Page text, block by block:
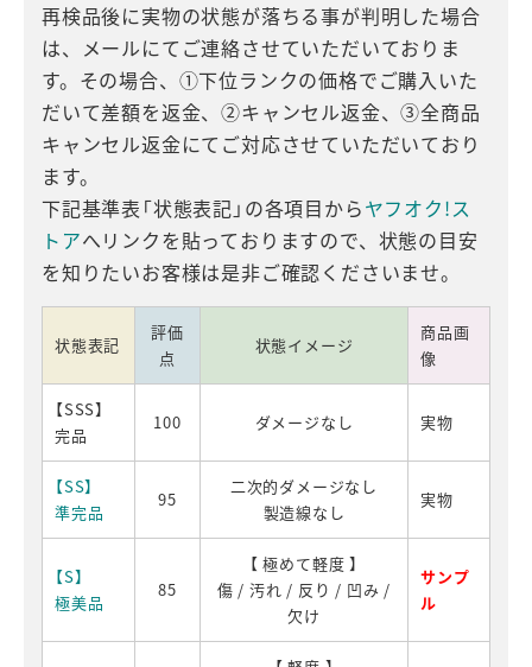
再検品後に実物の状態が落ちる事が判明した場合
は、メールにてご連絡させていただいておりま
す。その場合、①下位ランクの価格でご購入いた
だいて差額を返金、②キャンセル返金、③全商品
キャンセル返金にてご対応させていただいており
ます。
下記基準表「状態表記」の各項目からヤフオク!ス
トアへリンクを貼っておりますので、状態の目安
を知りたいお客様は是非ご確認くださいませ。
状態表記
評価
点
状態イメージ
商品画
像
【SSS】
完品
100 ダメージなし 実物
【SS】
準完品
95
二次的ダメージなし
製造線なし
実物
【S】
極美品
85
【 極めて軽度 】
傷 / 汚れ / 反り / 凹み /
欠け
サンプ
ル